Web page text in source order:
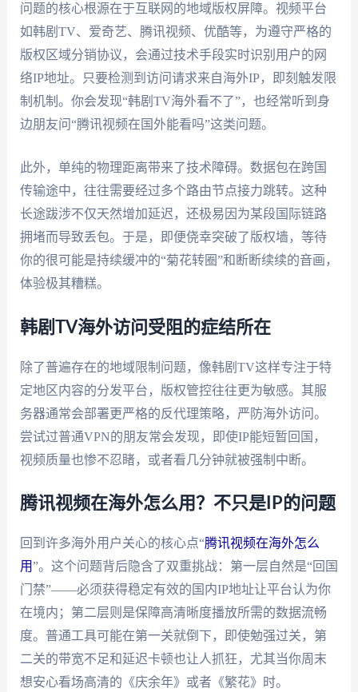
问题的核心根源在于互联网的地域版权屏障。视频平台
如韩剧TV、爱奇艺、腾讯视频、优酷等，为遵守严格的
版权区域分销协议，会通过技术手段实时识别用户的网
络IP地址。只要检测到访问请求来自海外IP，即刻触发限
制机制。你会发现“韩剧TV海外看不了”，也经常听到身
边朋友问“腾讯视频在国外能看吗”这类问题。
此外，单纯的物理距离带来了技术障碍。数据包在跨国
传输途中，往往需要经过多个路由节点接力跳转。这种
长途跋涉不仅天然增加延迟，还极易因为某段国际链路
拥堵而导致丢包。于是，即便侥幸突破了版权墙，等待
你的很可能是持续缓冲的“菊花转圈”和断断续续的音画，
体验极其糟糕。
韩剧TV海外访问受阻的症结所在
除了普遍存在的地域限制问题，像韩剧TV这样专注于特
定地区内容的分发平台，版权管控往往更为敏感。其服
务器通常会部署更严格的反代理策略，严防海外访问。
尝试过普通VPN的朋友常会发现，即使IP能短暂回国，
视频质量也惨不忍睹，或者看几分钟就被强制中断。
腾讯视频在海外怎么用？不只是IP的问题
回到许多海外用户关心的核心点“腾讯视频在海外怎么
用”。这个问题背后隐含了双重挑战：第一层自然是“回国
门禁”——必须获得稳定有效的国内IP地址让平台认为你
在境内；第二层则是保障高清晰度播放所需的数据流畅
度。普通工具可能在第一关就倒下，即使勉强过关，第
二关的带宽不足和延迟卡顿也让人抓狂，尤其当你周末
想安心看场高清的《庆余年》或者《繁花》时。